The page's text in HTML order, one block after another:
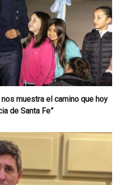
muestra el camino que hoy
de Santa Fe”